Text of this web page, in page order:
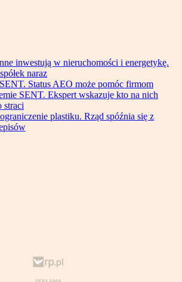
inwestują w nieruchomości i energetykę.
naraz
Status AEO może pomóc firmom
SENT. Ekspert wskazuje kto na nich
straci
plastiku. Rząd spóźnia się z